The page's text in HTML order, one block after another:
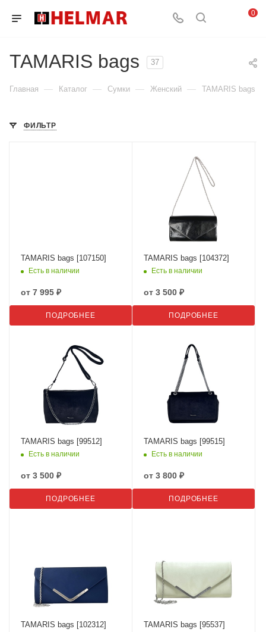
0
TAMARIS bags 37
Главная — Каталог — Сумки — Женский — TAMARIS bags
ФИЛЬТР
TAMARIS bags [107150]
Есть в наличии
от 7 995 ₽
ПОДРОБНЕЕ
TAMARIS bags [104372]
Есть в наличии
от 3 500 ₽
ПОДРОБНЕЕ
TAMARIS bags [99512]
Есть в наличии
от 3 500 ₽
ПОДРОБНЕЕ
TAMARIS bags [99515]
Есть в наличии
от 3 800 ₽
ПОДРОБНЕЕ
TAMARIS bags [102312] TAMARIS bags [95537]